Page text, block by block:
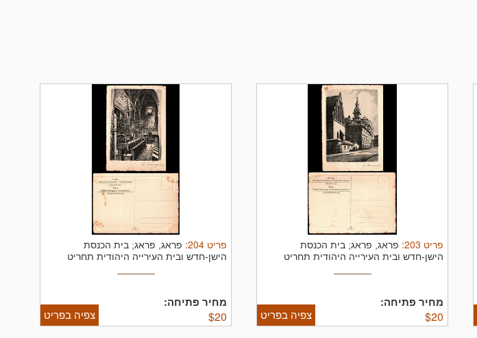
פריט 203
: פראג, פראג; בית הכנסת
הישן-חדש ובית העירייה היהודית תחריט
מחיר פתיחה:
$20 צפיה בפריט
פריט 204
: פראג, פראג; בית הכנסת
הישן-חדש ובית העירייה היהודית תחריט
מחיר פתיחה:
$20 צפיה בפריט